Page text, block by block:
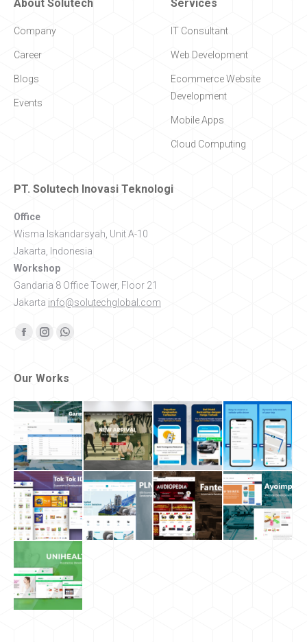
About Solutech
Company
Career
Blogs
Events
Services
IT Consultant
Web Development
Ecommerce Website
Development
Mobile Apps
Cloud Computing
PT. Solutech Inovasi Teknologi
Office
Wisma Iskandarsyah, Unit A-10
Jakarta, Indonesia
Workshop
Gandaria 8 Office Tower, Floor 21
Jakarta info@solutechglobal.com
Find us on:
Facebook
InstagramWhatsapp
Our Works